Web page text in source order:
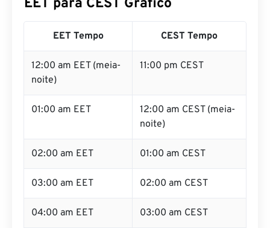
EET para CEST Gráfico
EET Tempo CEST Tempo
12:00 am EET (meia-
noite)
11:00 pm CEST
01:00 am EET
12:00 am CEST (meia-
noite)
02:00 am EET 01:00 am CEST
03:00 am EET 02:00 am CEST
04:00 am EET 03:00 am CEST